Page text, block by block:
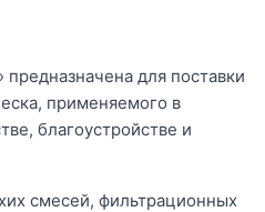
для поставки
применяемого в
благоустройстве и
смесей, фильтрационных